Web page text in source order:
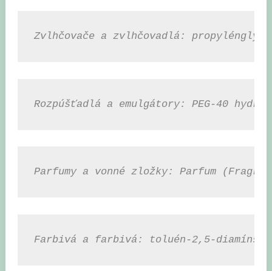
Zvlhčovače a zvlhčovadlá:
Rozpúšťadlá a emulgátory: PEG-40
Parfumy a vonné zložky: Parfum
Farbivá a farbivá: toluén-2,5-